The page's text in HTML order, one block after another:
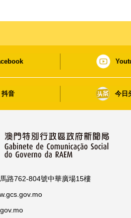
抖音 今日
路762-804號中華廣場15樓